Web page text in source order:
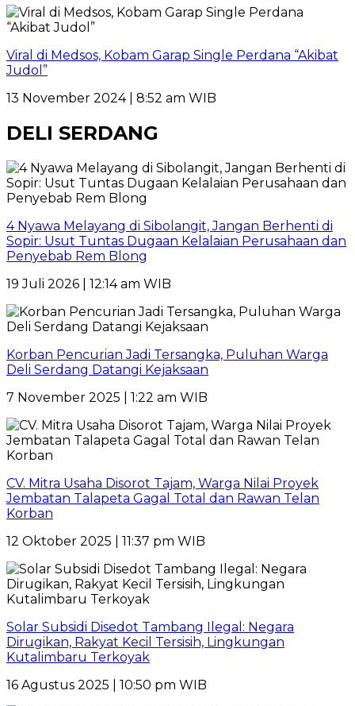
Viral di Medsos, Kobam Garap Single Perdana “Akibat
Judol”
13 November 2024 | 8:52 am WIB
DELI SERDANG
4 Nyawa Melayang di Sibolangit, Jangan Berhenti di
Sopir: Usut Tuntas Dugaan Kelalaian Perusahaan dan
Penyebab Rem Blong
19 Juli 2026 | 12:14 am WIB
Korban Pencurian Jadi Tersangka, Puluhan Warga
Deli Serdang Datangi Kejaksaan
7 November 2025 | 1:22 am WIB
CV. Mitra Usaha Disorot Tajam, Warga Nilai Proyek
Jembatan Talapeta Gagal Total dan Rawan Telan
Korban
12 Oktober 2025 | 11:37 pm WIB
Solar Subsidi Disedot Tambang Ilegal: Negara
Dirugikan, Rakyat Kecil Tersisih, Lingkungan
Kutalimbaru Terkoyak
16 Agustus 2025 | 10:50 pm WIB